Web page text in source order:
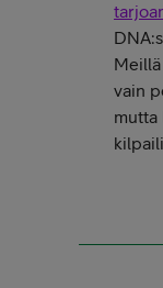
vain
mutta